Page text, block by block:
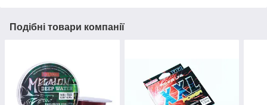
Подібні товари компанії